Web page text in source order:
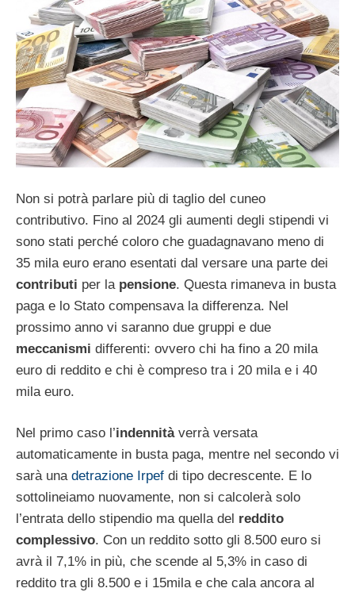
Non si potrà parlare più di taglio del cuneo
contributivo. Fino al 2024 gli aumenti degli stipendi vi
sono stati perché coloro che guadagnavano meno di
35 mila euro erano esentati dal versare una parte dei
contributi per la pensione. Questa rimaneva in busta
paga e lo Stato compensava la differenza. Nel
prossimo anno vi saranno due gruppi e due
meccanismi differenti: ovvero chi ha fino a 20 mila
euro di reddito e chi è compreso tra i 20 mila e i 40
mila euro.
Nel primo caso l’indennitàverrà versata
automaticamente in busta paga, mentre nel secondo vi
sarà una detrazione Irpef di tipo decrescente. E lo
sottolineiamo nuovamente, non si calcolerà solo
l’entrata dello stipendio ma quella del reddito
complessivo. Con un reddito sotto gli 8.500 euro si
avrà il 7,1% in più, che scende al 5,3% in caso di
reddito tra gli 8.500 e i 15mila e che cala ancora al